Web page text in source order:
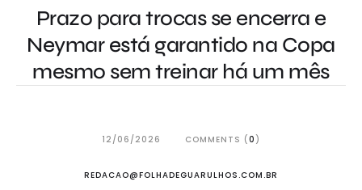
Prazo para trocas se encerra e
Neymar está garantido na Copa
mesmo sem treinar há um mês
12/06/2026 COMMENTS (0 )
REDACAO@FOLHADEGUARULHOS.COM.BR